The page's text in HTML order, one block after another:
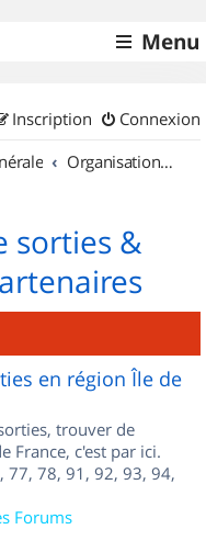
Menu
Connexion
Inscription
Organisation de sorties & Recherche de partenaires
sorties &
en région Île de
trouver de
France, c'est par ici.
77, 78, 91, 92, 93, 94,
Forums